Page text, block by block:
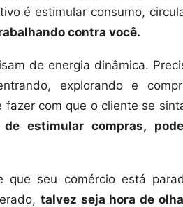
é estimular consumo,
contra você.
de energia dinâmica.
explorando e
fazer com que o cliente se
de estimular compras,
que seu comércio está
talvez seja hora de